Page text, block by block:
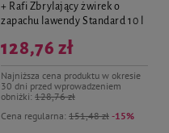
+ Rafi Zbrylający żwirek o
zapachu lawendy Standard 10 l
Cena regularna: 151,48 zł -15%
128,76 zł
Najniższa cena produktu w okresie
30 dni przed wprowadzeniem
obniżki: 128,76 zł